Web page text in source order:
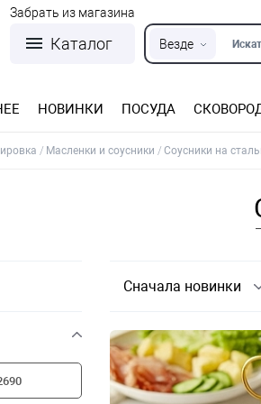
Каталог Везде
Забрать из магазина
НОВИНКИ ПОСУДА
Масленки и соусники Соусники на
Сначала новинки